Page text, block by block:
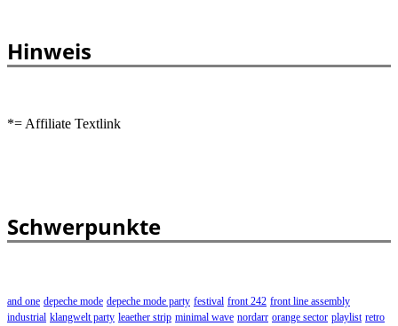
Hinweis
*= Affiliate Textlink
Schwerpunkte
and one depeche mode depeche mode party festival front 242 front line assembly
industrial klangwelt party leaether strip minimal wave nordarr orange sector playlist retro